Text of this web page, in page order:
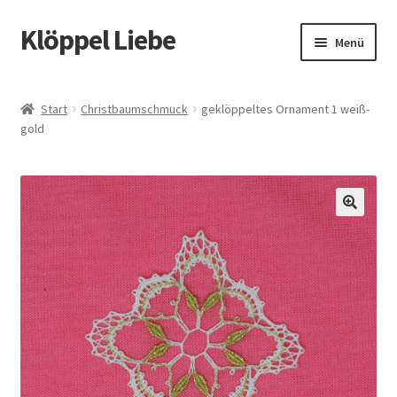
Zur
Navigation
Zum
Inhalt
Klöppel Liebe Menü
Allgemeine Geschäftsbedingungen
Blog
Datenschutz
Datenschutzerklärung
Echtheit von Bewertungen
Impressum
Start Christbaumschmuck
geklöppeltes Ornament 1 weiß-
gold
🔍